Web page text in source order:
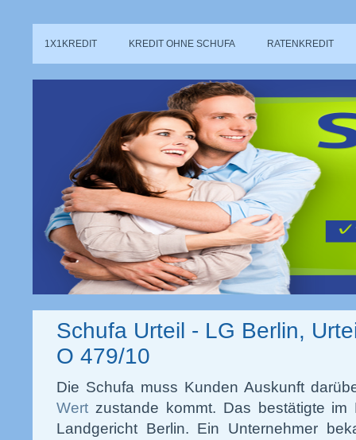
1X1KREDIT KREDIT OHNE SCHUFA RATENKREDIT
Schufa Urteil - LG Berlin,
O 479/10
Die Schufa muss Kunden Auskunft
Wert zustande kommt. Das bestätigte
Landgericht Berlin. Ein Unternehmer